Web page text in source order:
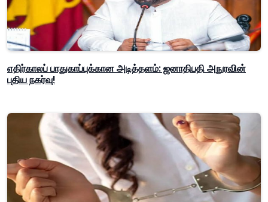
எதிர்காலப் பாதுகாப்புக்கான அடித்தளம்: ஜனாதிபதி அநுரவின்
புதிய நகர்வு!